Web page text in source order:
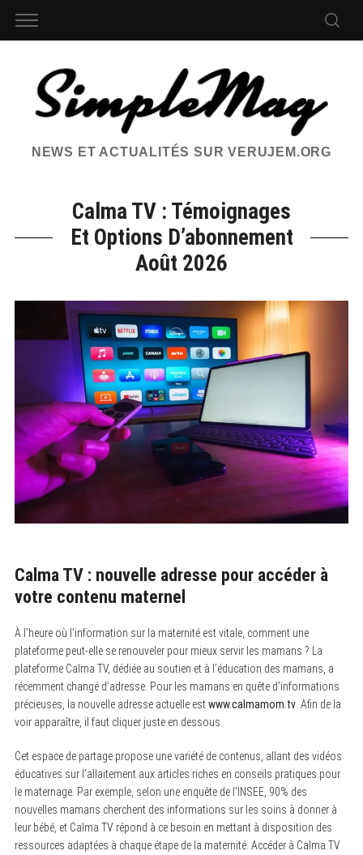
NEWS ET ACTUALITÉS SUR VERUJEM.ORG
Calma TV : Témoignages
Et Options D’abonnement
Août 2026
Calma TV : nouvelle adresse pour accéder à
votre contenu maternel
À l’heure où l’information sur la maternité est vitale, comment une
plateforme peut-elle se renouveler pour mieux servir les mamans ? La
plateforme Calma TV, dédiée au soutien et à l’éducation des mamans, a
récemment changé d’adresse. Pour les mamans en quête d’informations
précieuses, la nouvelle adresse actuelle estwww.calmamom.tv. Afin de la
voir apparaître, il faut cliquer juste en dessous.
Cet espace de partage propose une variété de contenus, allant des vidéos
éducatives sur l’allaitement aux articles riches en conseils pratiques pour
le maternage. Par exemple, selon une enquête de l’INSEE, 90% des
nouvelles mamans cherchent des informations sur les soins à donner à
leur bébé, et Calma TV répond à ce besoin en mettant à disposition des
ressources adaptées à chaque étape de la maternité. Accéder à Calma TV